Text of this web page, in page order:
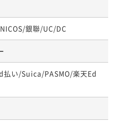
連泊プラン♪≪朝
ント即利用で最大5％OFF
銀聯/UC/DC
い/Suica/PASMO/楽天Ed